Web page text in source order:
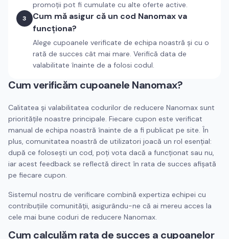
promoții pot fi cumulate cu alte oferte active.
3
Cum mă asigur că un cod Nanomax va
funcționa?
Alege cupoanele verificate de echipa noastră și cu o
rată de succes cât mai mare. Verifică data de
valabilitate înainte de a folosi codul.
Cum verificăm cupoanele Nanomax?
Calitatea și valabilitatea codurilor de reducere Nanomax sunt
prioritățile noastre principale. Fiecare cupon este verificat
manual de echipa noastră înainte de a fi publicat pe site. În
plus, comunitatea noastră de utilizatori joacă un rol esențial:
după ce folosești un cod, poți vota dacă a funcționat sau nu,
iar acest feedback se reflectă direct în rata de succes afișată
pe fiecare cupon.
Sistemul nostru de verificare combină expertiza echipei cu
contribuțiile comunității, asigurându-ne că ai mereu acces la
cele mai bune coduri de reducere Nanomax.
Cum calculăm rata de succes a cupoanelor